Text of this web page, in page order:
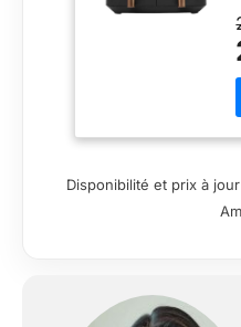
Disponibilité et prix à